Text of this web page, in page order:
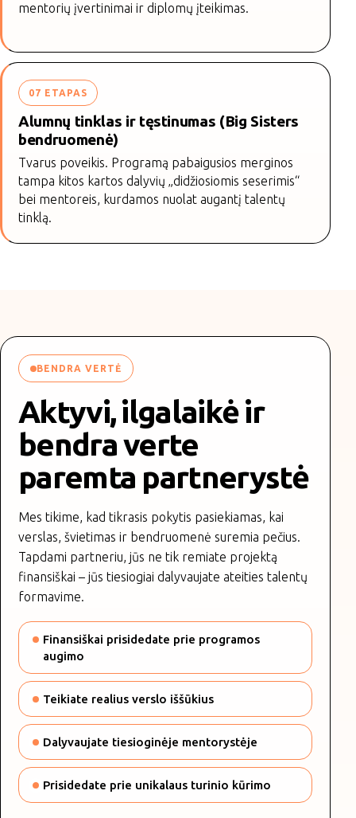
mentorių įvertinimai ir diplomų įteikimas.
07 ETAPAS
Alumnų tinklas ir tęstinumas (Big Sisters
bendruomenė)
Tvarus poveikis. Programą pabaigusios merginos
tampa kitos kartos dalyvių „didžiosiomis seserimis“
bei mentoreis, kurdamos nuolat augantį talentų
tinklą.
BENDRA VERTĖ
Aktyvi, ilgalaikė ir
bendra verte
paremta partnerystė
Mes tikime, kad tikrasis pokytis pasiekiamas, kai
verslas, švietimas ir bendruomenė suremia pečius.
Tapdami partneriu, jūs ne tik remiate projektą
finansiškai – jūs tiesiogiai dalyvaujate ateities talentų
formavime.
Finansiškai prisidedate prie programos
augimo
Teikiate realius verslo iššūkius
Dalyvaujate tiesioginėje mentorystėje
Prisidedate prie unikalaus turinio kūrimo